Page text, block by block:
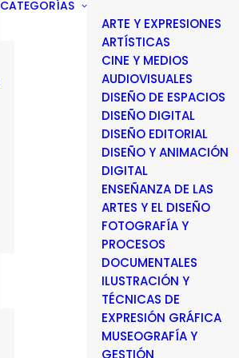
CATEGORÍAS
ARTE Y EXPRESIONES
ARTÍSTICAS
CINE Y MEDIOS
AUDIOVISUALES
DISEÑO DE ESPACIOS
DISEÑO DIGITAL
DISEÑO EDITORIAL
DISEÑO Y ANIMACIÓN
DIGITAL
ENSEÑANZA DE LAS
ARTES Y EL DISEÑO
FOTOGRAFÍA Y
PROCESOS
DOCUMENTALES
ILUSTRACIÓN Y
TÉCNICAS DE
EXPRESIÓN GRÁFICA
MUSEOGRAFÍA Y
GESTIÓN